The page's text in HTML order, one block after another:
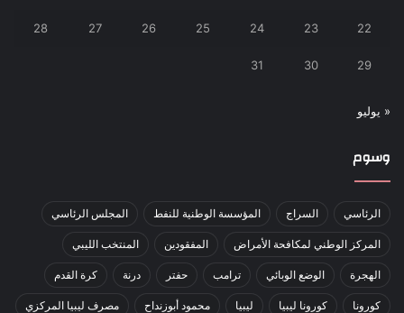
22
23
24
25
26
27
28
29
30
31
« يوليو
وسوم
الرئاسي السراج المؤسسة الوطنية للنفط المجلس الرئاسي
المركز الوطني لمكافحة الأمراض المفقودين المنتخب الليبي
الهجرة الوضع الوبائي ترامب حفتر درنة كرة القدم
كورونا كورونا ليبيا ليبيا محمود أبوزنداح مصرف ليبيا المركزي